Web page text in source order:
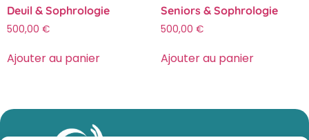
Deuil & Sophrologie
500,00 €
Ajouter au panier
Seniors & Sophrologie
500,00 €
Ajouter au panier